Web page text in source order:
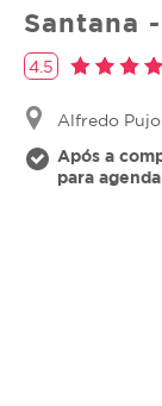
Santana
4.5
Alfredo
Após a
para